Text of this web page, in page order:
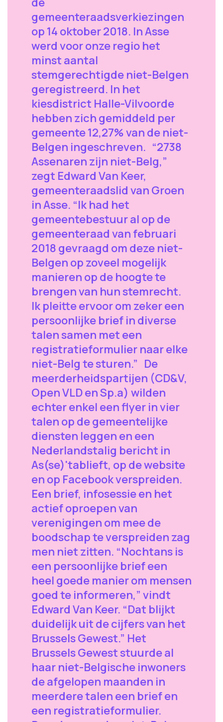
gemeenteraadsverkiezingen
op 14 oktober 2018. In Asse
werd voor onze regio het
minst aantal
stemgerechtigde niet-Belgen
geregistreerd. In het
kiesdistrict Halle-Vilvoorde
hebben zich gemiddeld per
gemeente 12,27% van de niet-
Belgen ingeschreven. “2738
Assenaren zijn niet-Belg,”
zegt Edward Van Keer,
gemeenteraadslid van Groen
in Asse. “Ik had het
gemeentebestuur al op de
gemeenteraad van februari
2018 gevraagd om deze niet-
Belgen op zoveel mogelijk
manieren op de hoogte te
brengen van hun stemrecht.
Ik pleitte ervoor om zeker een
persoonlijke brief in diverse
talen samen met een
registratieformulier naar elke
niet-Belg te sturen.” De
meerderheidspartijen (CD&V,
Open VLD en Sp.a) wilden
echter enkel een flyer in vier
talen op de gemeentelijke
diensten leggen en een
Nederlandstalig bericht in
As(se)'tablieft, op de website
en op Facebook verspreiden.
Een brief, infosessie en het
actief oproepen van
verenigingen om mee de
boodschap te verspreiden zag
men niet zitten. “Nochtans is
een persoonlijke brief een
heel goede manier om mensen
goed te informeren,” vindt
Edward Van Keer. “Dat blijkt
duidelijk uit de cijfers van het
Brussels Gewest.” Het
Brussels Gewest stuurde al
haar niet-Belgische inwoners
de afgelopen maanden in
meerdere talen een brief en
een registratieformulier.